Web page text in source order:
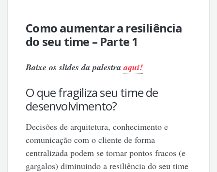
Como aumentar a resiliência
do seu time – Parte 1
Baixe os slides da palestraaqui!
O que fragiliza seu time de
desenvolvimento?
Decisões de arquitetura, conhecimento e
comunicação com o cliente de forma
centralizada podem se tornar pontos fracos (e
gargalos) diminuindo a resiliência do seu time